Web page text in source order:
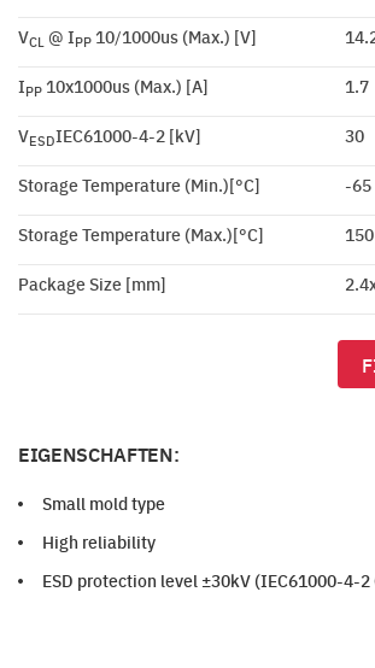
VCL @ IPP 10/1000us (Max.) [V]
IPP 10x1000us (Max.) [A] 1.7
VESDIEC61000-4-2 [kV] 30
Storage Temperature (Min.)[°C] -65
Storage Temperature (Max.)[°C] 150
Package Size [mm]
EIGENSCHAFTEN:
Small mold type
High reliability
ESD protection level ±30kV (IEC61000-4-2